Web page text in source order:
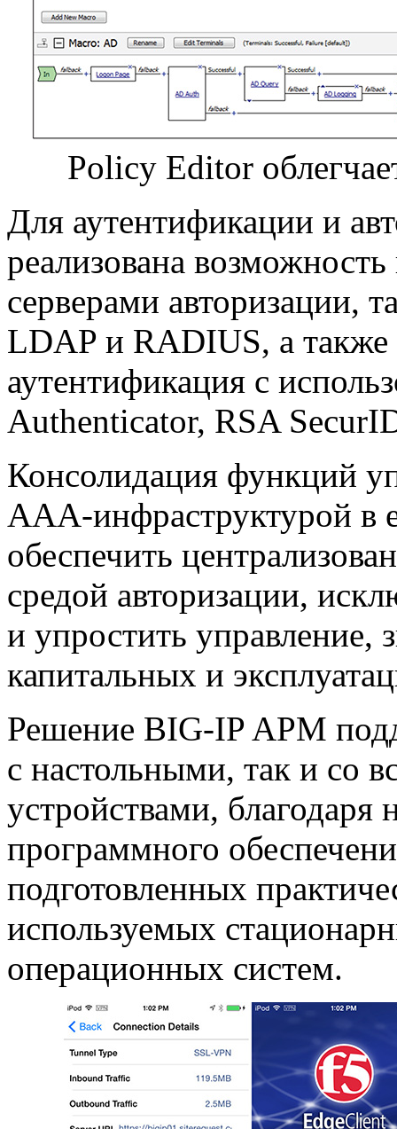
Policy Editor
Для аутентификации и
реализована
серверами авторизации,
LDAP и RADIUS, а также
аутентификация с
Authenticator, RSA
Консолидация функций
AAA-инфраструктурой в
обеспечить
средой авторизации,
и упростить управление,
капитальных и
Решение BIG-IP APM
с настольными, так и со
устройствами, благодаря
программного
подготовленных
используемых
операционных систем.